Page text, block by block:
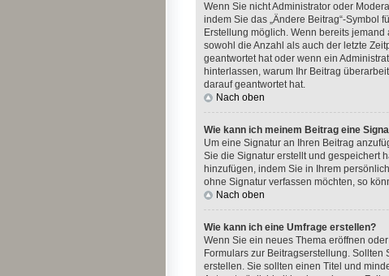
Wenn Sie nicht Administrator oder
indem Sie das „Ändere Beitrag“-Symbol
Erstellung möglich. Wenn bereits
sowohl die Anzahl als auch der letzte
geantwortet hat oder wenn ein
hinterlassen, warum Ihr Beitrag
darauf geantwortet hat.
Nach oben
Wie kann ich meinem Beitrag eine
Um eine Signatur an Ihren Beitrag
Sie die Signatur erstellt und gespeichert
hinzufügen, indem Sie in Ihrem
ohne Signatur verfassen möchten, so
Nach oben
Wie kann ich eine Umfrage erstellen?
Wenn Sie ein neues Thema eröffnen
Formulars zur Beitragserstellung.
erstellen. Sie sollten einen Titel und